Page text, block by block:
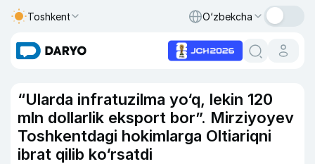
Toshkent O‘zbekcha
“Ularda infratuzilma yo‘q, lekin 120
mln dollarlik eksport bor”. Mirziyoyev
Toshkentdagi hokimlarga Oltiariqni
ibrat qilib ko‘rsatdi